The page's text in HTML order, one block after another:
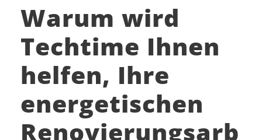
Warum wird
Techtime Ihnen
helfen, Ihre
energetischen
Renovierungsarb